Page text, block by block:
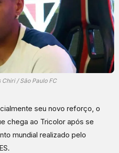
Chiri / São Paulo FC
seu novo reforço, o
chega ao Tricolor após se
mundial realizado pelo